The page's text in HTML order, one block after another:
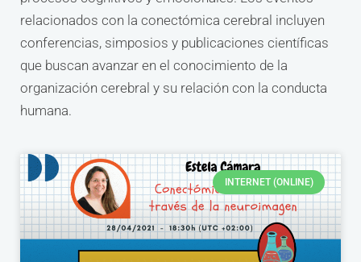
relacionados con la conectómica cerebral incluyen
conferencias, simposios y publicaciones científicas
que buscan avanzar en el conocimiento de la
organización cerebral y su relación con la conducta
humana.
INTERNET (ONLINE)